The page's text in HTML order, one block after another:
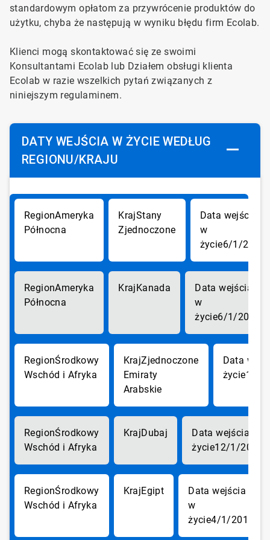
standardowym opłatom za przywrócenie produktów do
użytku, chyba że następują w wyniku błędu firm Ecolab.
Klienci mogą skontaktować się ze swoimi
Konsultantami Ecolab lub Działem obsługi klienta
Ecolab w razie wszelkich pytań związanych z
niniejszym regulaminem.
DATY WEJŚCIA W ŻYCIE WEDŁUG
REGIONU/KRAJU
Ameryka
Północna
Stany
Zjednoczone
6/1/2017
Ameryka
Północna
Kanada
6/1/2017
Środkowy
Wschód i Afryka
Zjednoczone
Emiraty
Arabskie
12/
Środkowy
Wschód i Afryka
Dubaj
12/1/2017
Środkowy
Wschód i Afryka
Egipt
4/1/2018